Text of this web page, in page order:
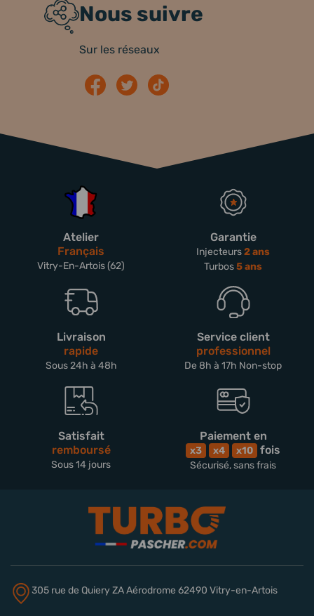
Nous suivre
Sur les réseaux
Atelier
Français
Vitry-En-Artois (62)
Garantie
Injecteurs2 ans
Turbos5 ans
Livraison
rapide
Sous 24h à 48h
Service client
professionnel
De 8h à 17h Non-stop
Satisfait
remboursé
Sous 14 jours
Paiement en
x3 x4 x10 fois
Sécurisé, sans frais
305 rue de QuieryZA Aérodrome 62490 Vitry-en-Artois